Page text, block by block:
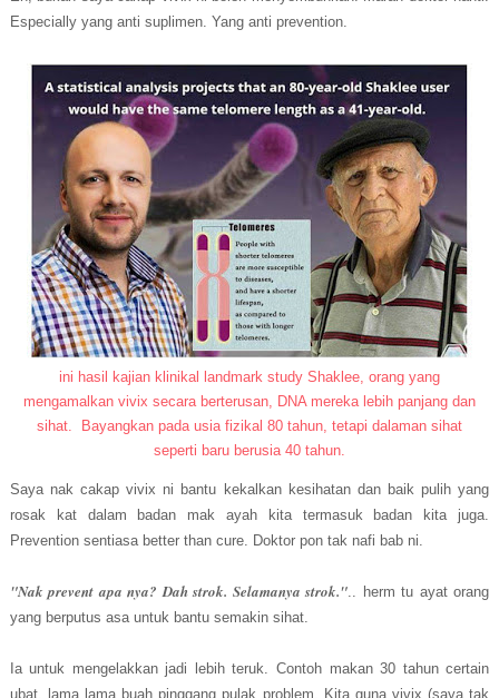
Especially yang anti suplimen. Yang anti prevention.
ini hasil kajian klinikal landmark study Shaklee, orang yang
mengamalkan vivix secara berterusan, DNA mereka lebih panjang dan
sihat. Bayangkan pada usia fizikal 80 tahun, tetapi dalaman sihat
seperti baru berusia 40 tahun.
Saya nak cakap vivix ni bantu kekalkan kesihatan dan baik pulih yang
rosak kat dalam badan mak ayah kita termasuk badan kita juga.
Prevention sentiasa better than cure. Doktor pon tak nafi bab ni.
"Nak prevent apa nya? Dah strok. Selamanya strok." .. herm tu ayat orang
yang berputus asa untuk bantu semakin sihat.
Ia untuk mengelakkan jadi lebih teruk. Contoh makan 30 tahun certain
ubat, lama lama buah pinggang pulak problem. Kita guna vivix (saya tak